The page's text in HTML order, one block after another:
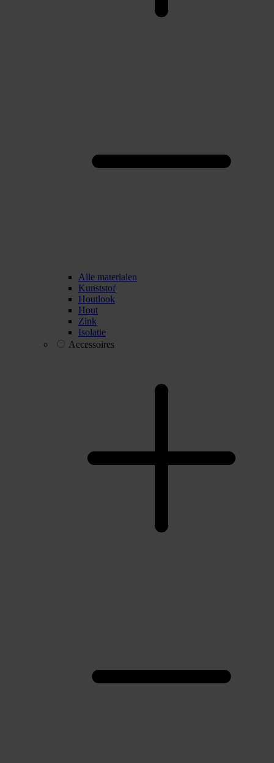
Alle materialen
Kunststof
Houtlook
Hout
Zink
Isolatie
Accessoires